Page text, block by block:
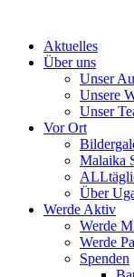
contentAktuelles
Über uns
Unser
Unsere
Unser
Vor Ort
Malaika
Über
Werde Aktiv
Werde
Werde
Spenden